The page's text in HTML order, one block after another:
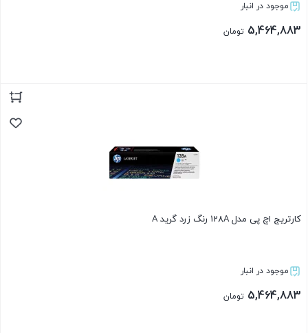
موجود در انبار
5,464,883 تومان
کارتریج اچ پی مدل 128A رنگ زرد گرید A
موجود در انبار
5,464,883 تومان